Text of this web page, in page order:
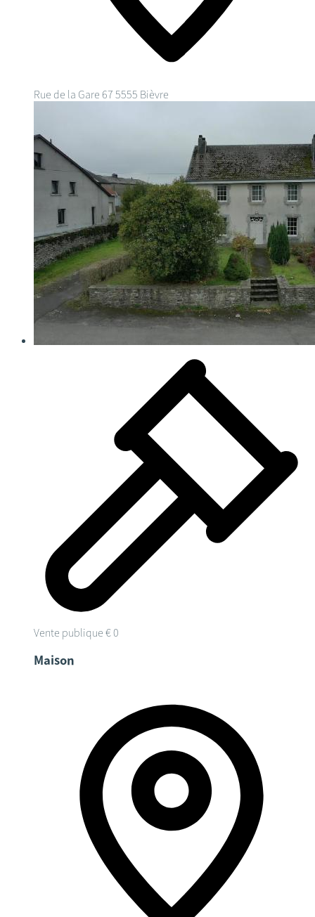
Rue de la Gare 67 5555 Bièvre
Vente publique € 0
Maison